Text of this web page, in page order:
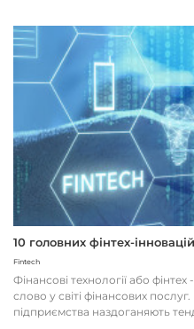
10 головних фінтех-
Fintech
Фінансові технології або
слово у світі фінансових
підприємства наздоганяють